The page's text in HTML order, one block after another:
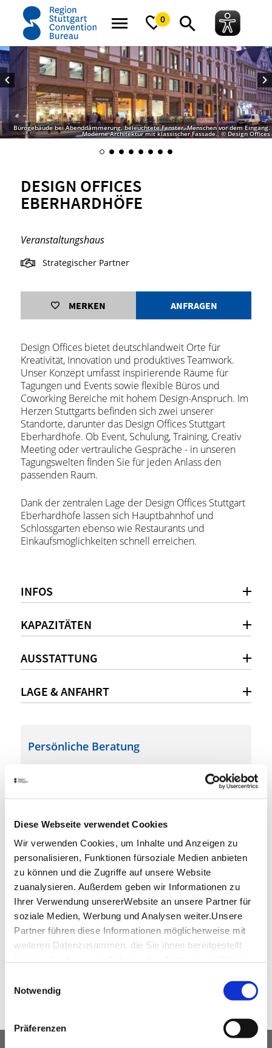
Diese Webseite verwendet Cookies
Wir verwenden Cookies, um Inhalte und Anzeigen zu
personalisieren, Funktionen fürsoziale Medien anbieten
zu können und die Zugriffe auf unsere Website
zuanalysieren. Außerdem geben wir Informationen zu
Ihrer Verwendung unsererWebsite an unsere Partner für
soziale Medien, Werbung und Analysen weiter.Unsere
Partner führen diese Informationen möglicherweise mit
weiteren Datenzusammen, die Sie ihnen bereitgestellt
Impressum
Notwendig
Präferenzen
0
Startseite Design Offices Eberhardhöfe
Bürogebäude bei Abenddämmerung, beleuchtete Fenster, Menschen vor dem Eingang.
Moderne Architektur mit klassischer Fassade., © Design Offices
DESIGN OFFICES
EBERHARDHÖFE
Veranstaltungshaus
Strategischer Partner
MERKEN ANFRAGEN
Design Offices bietet deutschlandweit Orte für
Kreativität, Innovation und produktives Teamwork.
Unser Konzept umfasst inspirierende Räume für
Tagungen und Events sowie flexible Büros und
Coworking Bereiche mit hohem Design-Anspruch. Im
Herzen Stuttgarts befinden sich zwei unserer
Standorte, darunter das Design Offices Stuttgart
Eberhardhöfe. Ob Event, Schulung, Training, Creativ
Meeting oder vertrauliche Gespräche - in unseren
Tagungswelten finden Sie für jeden Anlass den
passenden Raum.
Dank der zentralen Lage der Design Offices Stuttgart
Eberhardhöfe lassen sich Hauptbahnhof und
Schlossgarten ebenso wie Restaurants und
Einkaufsmöglichkeiten schnell erreichen.
INFOS
KAPAZITÄTEN
AUSSTATTUNG
LAGE & ANFAHRT
Persönliche Beratung
stuttgart.eberhardhoefe@designoffices.de
www.designoffices.de
Virtueller Rundgang
360°-Tour Design Offices Eberhardhöfe